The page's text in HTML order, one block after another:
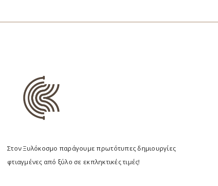
Στον Ξυλόκοσμο παράγουμε πρωτότυπες δημιουργίες
φτιαγμένες από ξύλο σε εκπληκτικές τιμές!